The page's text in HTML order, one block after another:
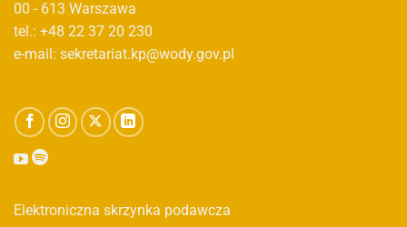
00 - 613 Warszawa
tel.: +48 22 37 20 230
e-mail: sekretariat.kp@wody.gov.pl
Elektroniczna skrzynka podawcza